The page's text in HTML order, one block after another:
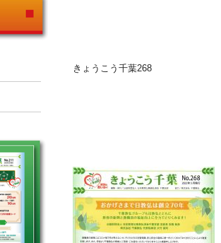
きょうこう千葉268